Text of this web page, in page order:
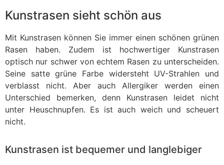
Kunstrasen sieht schön aus
Mit Kunstrasen können Sie immer einen schönen grünen
Rasen haben. Zudem ist hochwertiger Kunstrasen
optisch nur schwer von echtem Rasen zu unterscheiden.
Seine satte grüne Farbe widersteht UV-Strahlen und
verblasst nicht. Aber auch Allergiker werden einen
Unterschied bemerken, denn Kunstrasen leidet nicht
unter Heuschnupfen. Es ist auch weich und scheuert
nicht.
Kunstrasen ist bequemer und langlebiger